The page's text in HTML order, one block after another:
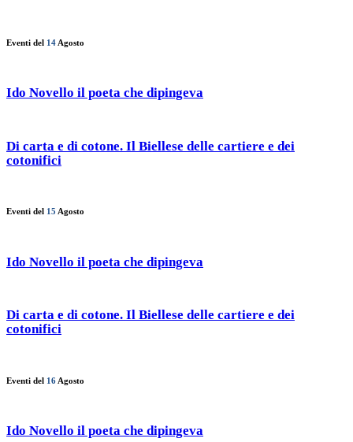
Eventi del 14 Agosto
Ido Novello il poeta che dipingeva
Di carta e di cotone. Il Biellese delle cartiere e dei
cotonifici
Eventi del 15 Agosto
Ido Novello il poeta che dipingeva
Di carta e di cotone. Il Biellese delle cartiere e dei
cotonifici
Eventi del 16 Agosto
Ido Novello il poeta che dipingeva